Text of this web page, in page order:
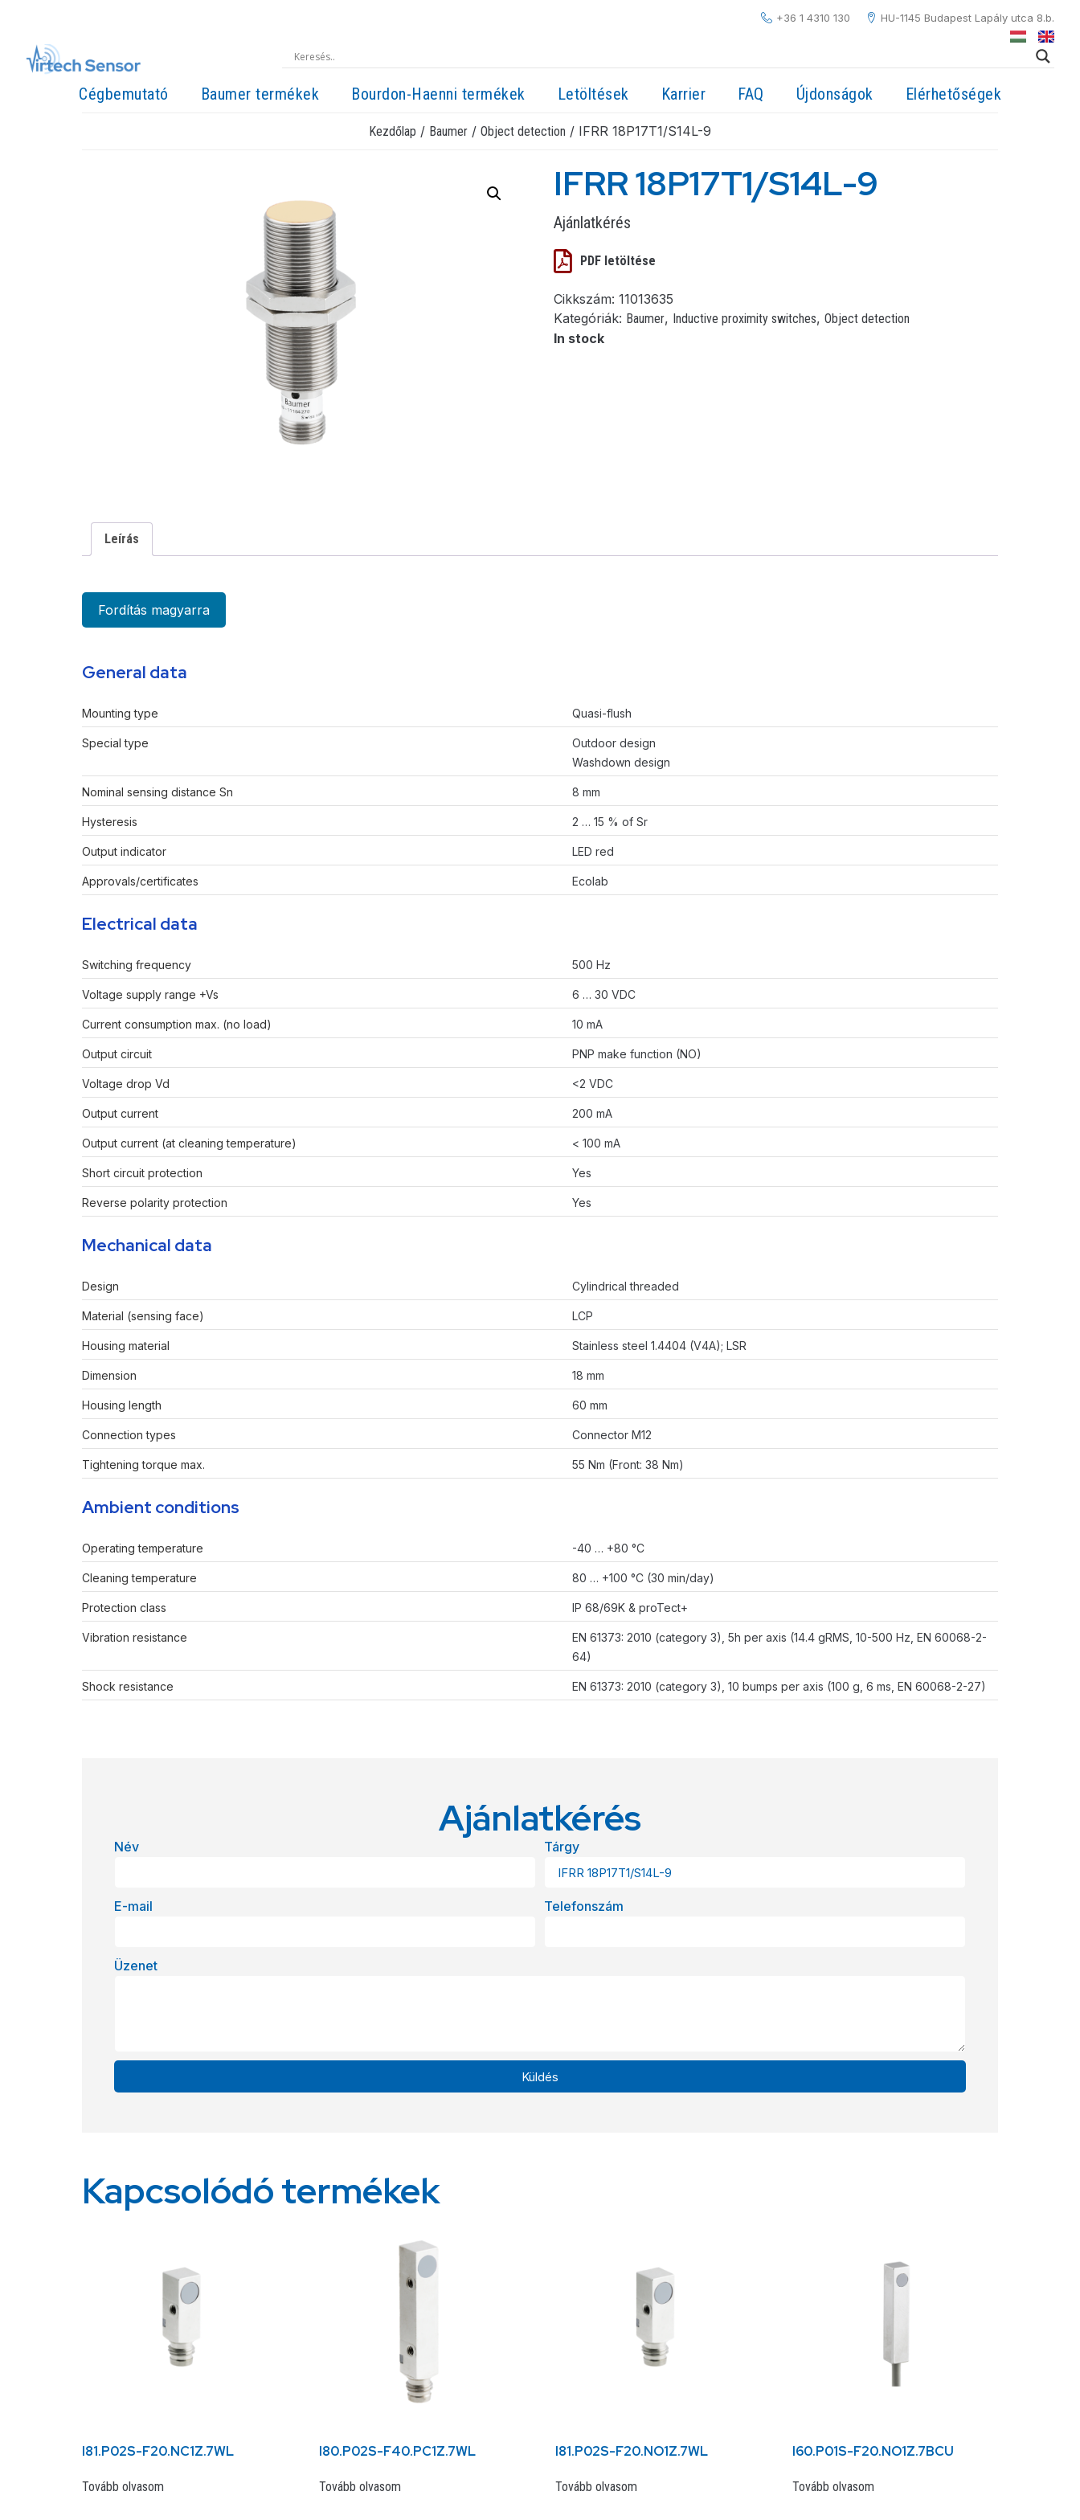
+36 1 4310 130 HU-1145 Budapest Lapály utca 8.b.
Cégbemutató Baumer termékek Bourdon-Haenni termékek Letöltések Karrier FAQ Újdonságok Elérhetőségek
Kezdőlap / Baumer / Object detection / IFRR 18P17T1/S14L-9
IFRR 18P17T1/S14L-9
Ajánlatkérés
PDF letöltése
Cikkszám:11013635
Kategóriák: Baumer, Inductive proximity switches,Object detection
In stock
Leírás
Fordítás magyarra
General data
Mounting type Quasi-flush
Special type
Outdoor design
Washdown design
Nominal sensing distance Sn 8 mm
Hysteresis 2 … 15 % of Sr
Output indicator LED red
Approvals/certificates Ecolab
Electrical data
Switching frequency 500 Hz
Voltage supply range +Vs 6 … 30 VDC
Current consumption max. (no load) 10 mA
Output circuit PNP make function (NO)
Voltage drop Vd <2 VDC
Output current 200 mA
Output current (at cleaning temperature) < 100 mA
Short circuit protection Yes
Reverse polarity protection Yes
Mechanical data
Design Cylindrical threaded
Material (sensing face) LCP
Housing material Stainless steel 1.4404 (V4A); LSR
Dimension 18 mm
Housing length 60 mm
Connection types Connector M12
Tightening torque max. 55 Nm (Front: 38 Nm)
Ambient conditions
Operating temperature -40 … +80 °C
Cleaning temperature 80 … +100 °C (30 min/day)
Protection class IP 68/69K & proTect+
Vibration resistance
EN 61373: 2010 (category 3), 5h per axis (14.4 gRMS, 10-500 Hz, EN 60068-2-
64)
Shock resistance EN 61373: 2010 (category 3), 10 bumps per axis (100 g, 6 ms, EN 60068-2-27)
Ajánlatkérés
Név Tárgy
E-mail Telefonszám
Üzenet
Küldés
Kapcsolódó termékek
I81.P02S-F20.NC1Z.7WL
Tovább olvasom
I80.P02S-F40.PC1Z.7WL
Tovább olvasom
I81.P02S-F20.NO1Z.7WL
Tovább olvasom
I60.P01S-F20.NO1Z.7BCU
Tovább olvasom